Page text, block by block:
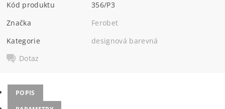
Kód produktu
356/P3
Značka
Ferobet
Kategorie
designová barevná
Dotaz
POPIS